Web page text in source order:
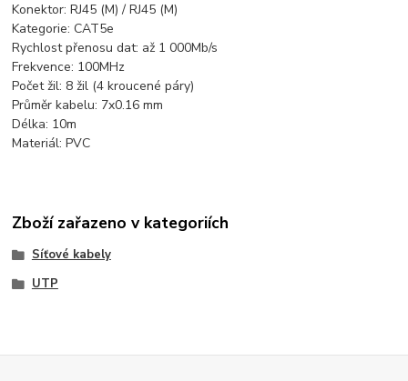
Konektor: RJ45 (M) / RJ45 (M)
Kategorie: CAT5e
Rychlost přenosu dat: až 1 000Mb/s
Frekvence: 100MHz
Počet žil: 8 žil (4 kroucené páry)
Průměr kabelu: 7x0.16 mm
Délka: 10m
Materiál: PVC
Zboží zařazeno v kategoriích
Síťové kabely
UTP